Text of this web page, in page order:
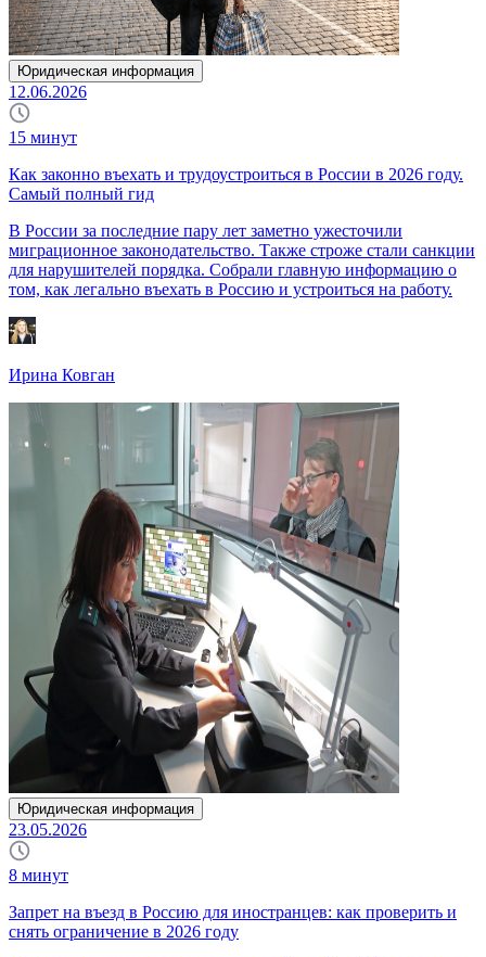
Юридическая информация
12.06.2026
15 минут
Как законно въехать и трудоустроиться в России в 2026 году.
Самый полный гид
В России за последние пару лет заметно ужесточили
миграционное законодательство. Также строже стали санкции
для нарушителей порядка. Собрали главную информацию о
том, как легально въехать в Россию и устроиться на работу.
Ирина Ковган
Юридическая информация
23.05.2026
8 минут
Запрет на въезд в Россию для иностранцев: как проверить и
снять ограничение в 2026 году